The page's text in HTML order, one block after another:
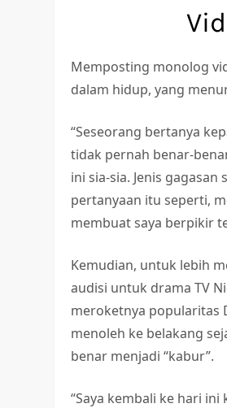
Memposting monolog
dalam hidup, yang
“Seseorang bertanya
tidak pernah benar-
ini sia-sia. Jenis
pertanyaan itu seperti,
membuat saya berpikir
Kemudian, untuk lebih
audisi untuk drama TV
meroketnya popularitas
menoleh ke belakang
benar menjadi “kabur”.
“Saya kembali ke hari